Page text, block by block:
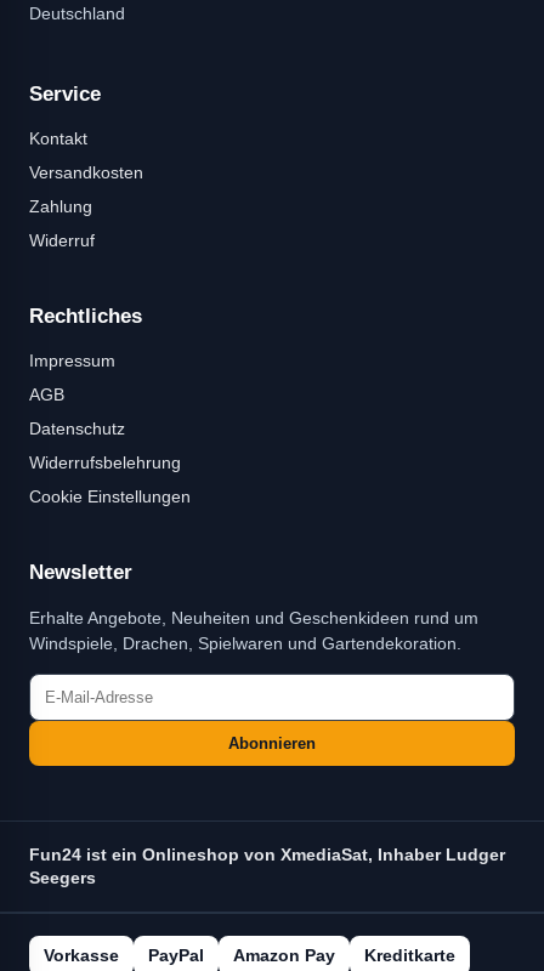
Deutschland
Service
Kontakt
Versandkosten
Zahlung
Widerruf
Rechtliches
Impressum
AGB
Datenschutz
Widerrufsbelehrung
Cookie Einstellungen
Newsletter
Erhalte Angebote, Neuheiten und Geschenkideen rund um
Windspiele, Drachen, Spielwaren und Gartendekoration.
Abonnieren
Fun24 ist ein Onlineshop von XmediaSat, Inhaber Ludger
Seegers
Vorkasse PayPal Amazon Pay Kreditkarte